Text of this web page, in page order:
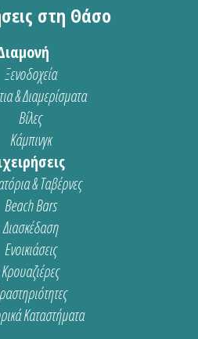
στη Θάσο
Ξενοδοχεία
& Διαμερίσματα
Βίλες
Κάμπινγκ
& Ταβέρνες
Beach Bars
Διασκέδαση
Ενοικιάσεις
Κρουαζιέρες
Καταστήματα